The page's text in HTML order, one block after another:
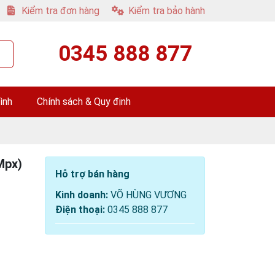
Kiểm tra đơn hàng Kiểm tra bảo hành
0345 888 877
Chính sách & Quy định
Hỗ trợ bán hàng
Kinh doanh: VÕ HÙNG VƯƠNG
Điện thoại: 0345 888 877